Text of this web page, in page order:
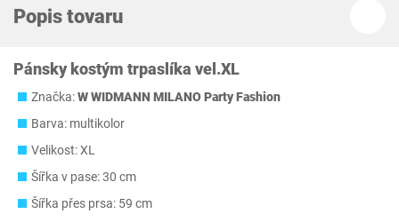
Popis tovaru
Pánsky kostým trpaslíka vel.XL
Značka:W WIDMANN MILANO Party Fashion
Barva: multikolor
Velikost: XL
Šířka v pase: 30 cm
Šířka přes prsa: 59 cm